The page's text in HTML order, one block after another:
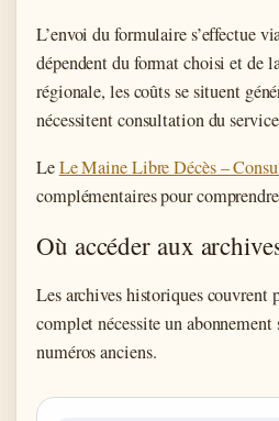
L’envoi du formulaire s’effectue
dépendent du format choisi et de
régionale, les coûts se situent
nécessitent consultation du
LeLe Maine Libre Décès –
complémentaires pour
Où accéder aux
Les archives historiques couvrent
complet nécessite un
numéros anciens.